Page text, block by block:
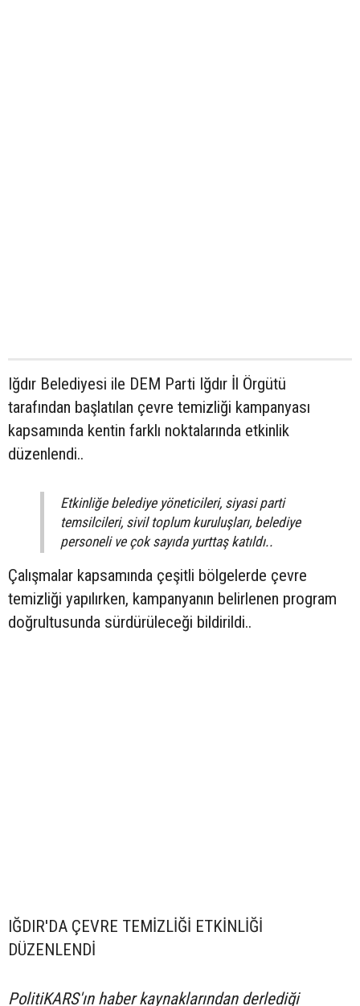
Iğdır Belediyesi ile DEM Parti Iğdır İl Örgütü
tarafından başlatılan çevre temizliği kampanyası
kapsamında kentin farklı noktalarında etkinlik
düzenlendi..
Etkinliğe belediye yöneticileri, siyasi parti
temsilcileri, sivil toplum kuruluşları, belediye
personeli ve çok sayıda yurttaş katıldı..
Çalışmalar kapsamında çeşitli bölgelerde çevre
temizliği yapılırken, kampanyanın belirlenen program
doğrultusunda sürdürüleceği bildirildi..
IĞDIR'DA ÇEVRE TEMİZLİĞİ ETKİNLİĞİ
DÜZENLENDİ
PolitiKARS'ın haber kaynaklarından derlediği